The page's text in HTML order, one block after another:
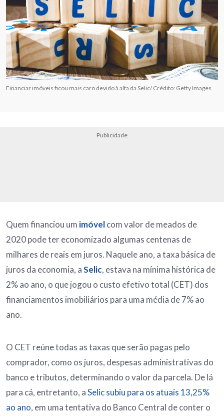
Financiar imóveis ficou mais caro devido à alta da Selic/ Crédito: Getty Images
Publicidade
Quem financiou um imóvelcom valor de meados de
2020 pode ter economizado algumas centenas de
milhares de reais em juros. Naquele ano, a taxa básica de
juros da economia, aSelic, estava na mínima histórica de
2% ao ano, o que jogou o custo efetivo total (CET) dos
financiamentos imobiliários para uma média de 7% ao
ano.
O CET reúne todas as taxas que serão pagas pelo
comprador, como os juros, despesas administrativas do
banco e tributos, determinando o valor da parcela. De lá
para cá, entretanto, aSelic subiu para os atuais 13,25%
ao ano, em uma tentativa do Banco Central de conter o